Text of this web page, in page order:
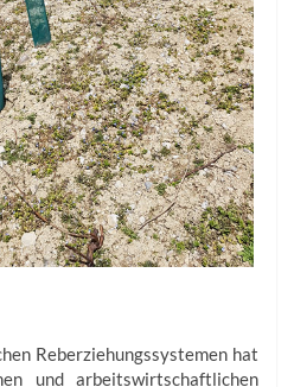
Reberziehungssystemen hat
und arbeitswirtschaftlichen